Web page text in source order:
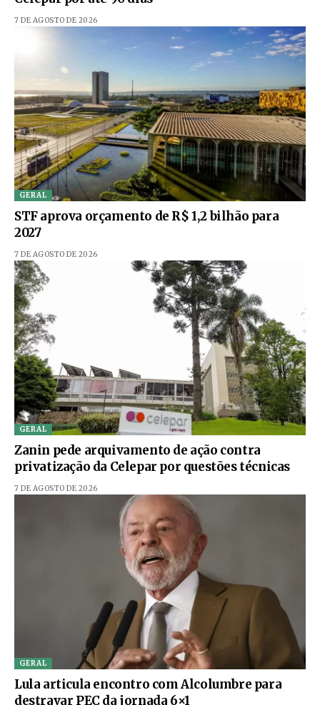
7 DE AGOSTO DE 2026
GERAL
STF aprova orçamento de R$ 1,2 bilhão para
2027
7 DE AGOSTO DE 2026
GERAL
Zanin pede arquivamento de ação contra
privatização da Celepar por questões técnicas
7 DE AGOSTO DE 2026
GERAL
Lula articula encontro com Alcolumbre para
destravar PEC da jornada 6×1